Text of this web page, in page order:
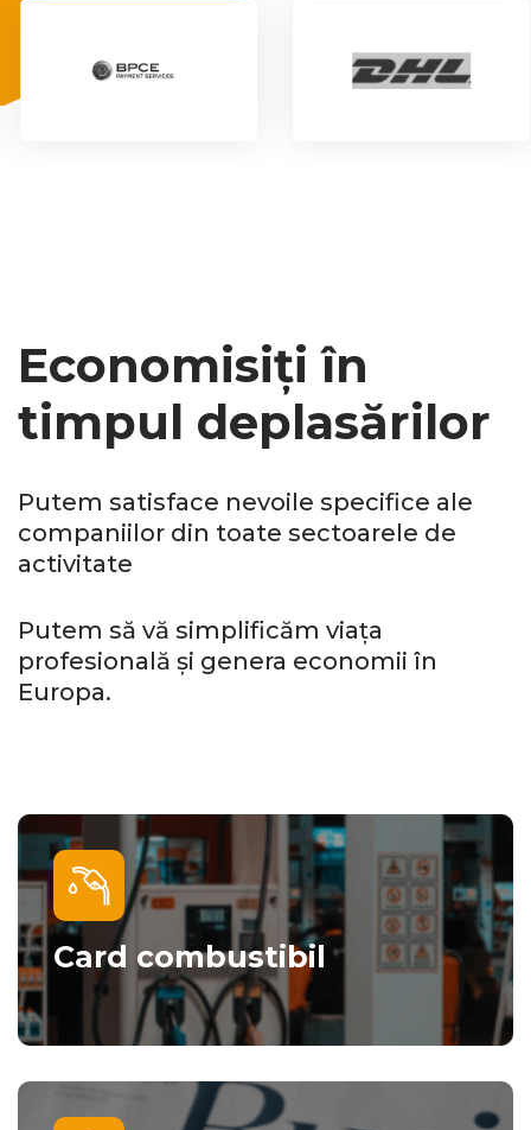
Economisiți în
timpul deplasărilor
Putem satisface nevoile specifice ale
companiilor din toate sectoarele de
activitate
Putem să vă simplificăm viața
profesională și genera economii în
Europa.
Card combustibil